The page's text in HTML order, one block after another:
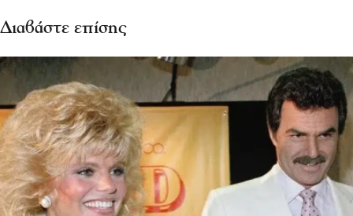
Διαβάστε επίσης